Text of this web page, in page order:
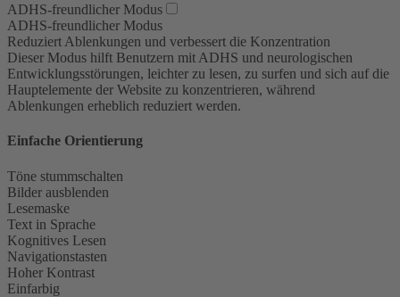
ADHS-freundlicher Modus
ADHS-freundlicher Modus
Reduziert Ablenkungen und verbessert die Konzentration
Dieser Modus hilft Benutzern mit ADHS und neurologischen
Entwicklungsstörungen, leichter zu lesen, zu surfen und sich auf die
Hauptelemente der Website zu konzentrieren, während
Ablenkungen erheblich reduziert werden.
Einfache Orientierung
Töne stummschalten
Bilder ausblenden
Lesemaske
Text in Sprache
Kognitives Lesen
Navigationstasten
Hoher Kontrast
Einfarbig